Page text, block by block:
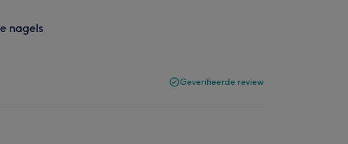
nagels
Geverifieerde review